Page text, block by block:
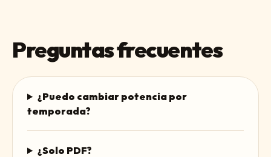
Preguntas frecuentes
¿Puedo cambiar potencia por
temporada?
¿Solo PDF?